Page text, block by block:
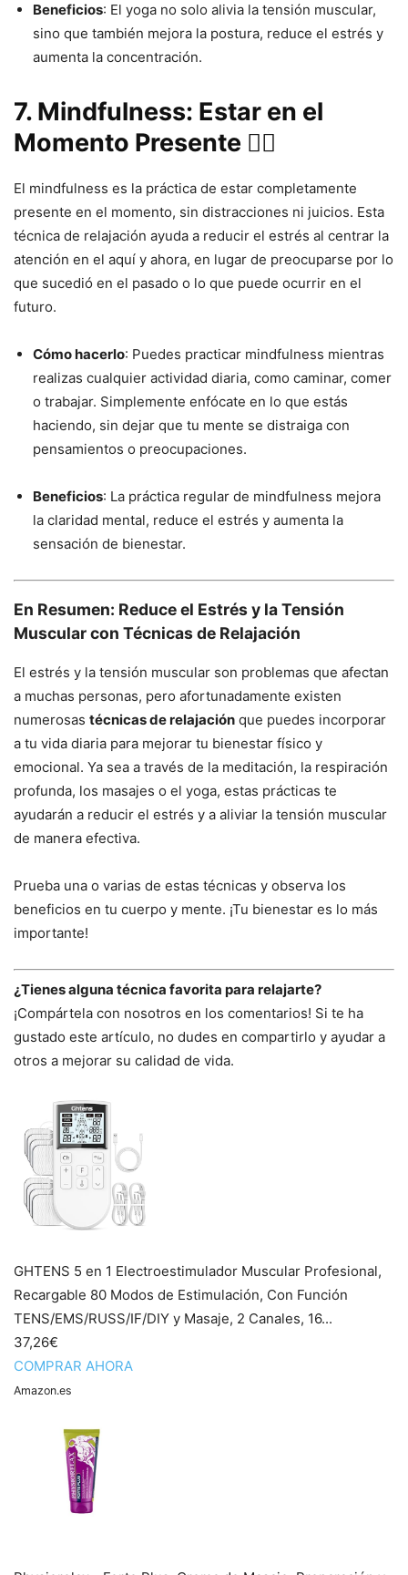
Beneficios: El yoga no solo alivia la tensión muscular,
sino que también mejora la postura, reduce el estrés y
aumenta la concentración.
7. Mindfulness: Estar en el
Momento Presente 🧘‍♂️
El mindfulness es la práctica de estar completamente
presente en el momento, sin distracciones ni juicios. Esta
técnica de relajación ayuda a reducir el estrés al centrar la
atención en el aquí y ahora, en lugar de preocuparse por lo
que sucedió en el pasado o lo que puede ocurrir en el
futuro.
Cómo hacerlo: Puedes practicar mindfulness mientras
realizas cualquier actividad diaria, como caminar, comer
o trabajar. Simplemente enfócate en lo que estás
haciendo, sin dejar que tu mente se distraiga con
pensamientos o preocupaciones.
Beneficios: La práctica regular de mindfulness mejora
la claridad mental, reduce el estrés y aumenta la
sensación de bienestar.
En Resumen: Reduce el Estrés y la Tensión
Muscular con Técnicas de Relajación
El estrés y la tensión muscular son problemas que afectan
a muchas personas, pero afortunadamente existen
numerosas técnicas de relajación que puedes incorporar
a tu vida diaria para mejorar tu bienestar físico y
emocional. Ya sea a través de la meditación, la respiración
profunda, los masajes o el yoga, estas prácticas te
ayudarán a reducir el estrés y a aliviar la tensión muscular
de manera efectiva.
Prueba una o varias de estas técnicas y observa los
beneficios en tu cuerpo y mente. ¡Tu bienestar es lo más
importante!
¿Tienes alguna técnica favorita para relajarte?
¡Compártela con nosotros en los comentarios! Si te ha
gustado este artículo, no dudes en compartirlo y ayudar a
otros a mejorar su calidad de vida.
GHTENS 5 en 1 Electroestimulador Muscular‌ Profesional,
Recargable 80 Modos de Estimulación, Con Función
TENS/EMS/RUSS/IF/DIY y Masaje, 2 Canales, 16...
37,26€
COMPRAR AHORA
Amazon.es